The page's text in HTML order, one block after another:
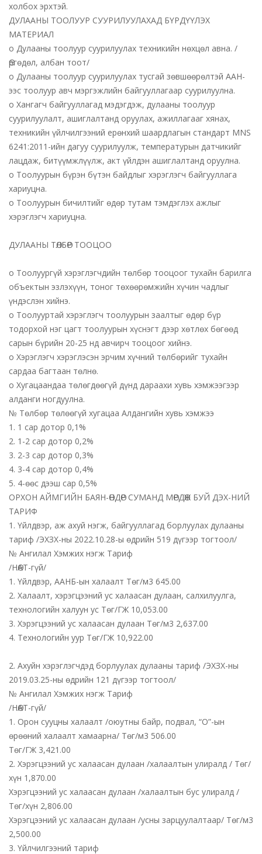
холбох эрхтэй.
ДУЛААНЫ ТООЛУУР СУУРИЛУУЛАХАД БҮРДҮҮЛЭХ
МАТЕРИАЛ
o Дулааны тоолуур суурилуулах техникийн нөхцөл авна. /
Өргөдөл, албан тоот/
o Дулааны тоолуур суурилуулах тусгай зөвшөөрөлтэй ААН-
ээс тоолуур авч мэргэжлийн байгууллагаар суурилуулна.
o Хангагч байгууллагад мэдэгдэж, дулааны тоолуур
суурилуулалт, ашиглалтанд оруулах, ажиллагааг хянах,
техникийн үйлчилгээний ерөнхий шаардлагын стандарт MNS
6241:2011-ийн дагуу суурилуулж, температурын датчикийг
лацдаж, битүүмжлүүлж, акт үйлдэн ашиглалтанд оруулна.
o Тоолуурын бүрэн бүтэн байдлыг хэрэглэгч байгууллага
хариуцна.
o Тоолуурын бичилтийг өдөр тутам тэмдэглэх ажлыг
хэрэглэгч хариуцна.
ДУЛААНЫ ТӨЛБӨР ТООЦОО
o Тоолуургүй хэрэглэгчдийн төлбөр тооцоог тухайн барилга
объектын эзлэхүүн, тоног төхөөрөмжийн хүчин чадлыг
үндэслэн хийнэ.
o Тоолууртай хэрэглэгч тоолуурын заалтыг өдөр бүр
тодорхой нэг цагт тоолуурын хүснэгт дээр хөтлөх бөгөөд
сарын бүрийн 20-25 нд авчирч тооцоог хийнэ.
o Хэрэглэгч хэрэглэсэн эрчим хүчний төлбөрийг тухайн
сардаа багтаан төлнө.
o Хугацаандаа төлөгдөөгүй дүнд дараахи хувь хэмжээгээр
алданги ногдуулна.
№ Төлбөр төлөөгүй хугацаа Алдангийн хувь хэмжээ
1. 1 сар дотор 0,1%
2. 1-2 сар дотор 0,2%
3. 2-3 сар дотор 0,3%
4. 3-4 сар дотор 0,4%
5. 4-өөс дээш сар 0,5%
ОРХОН АЙМГИЙН БАЯН-ӨНДӨР СУМАНД МӨРДӨЖ БУЙ ДЭХ-НИЙ
ТАРИФ
1. Үйлдвэр, аж ахуй нэгж, байгууллагад борлуулах дулааны
тариф /ЭХЗХ-ны 2022.10.28-ы өдрийн 519 дүгээр тогтоол/
№ Ангилал Хэмжих нэгж Тариф
/НӨАТ-гүй/
1. Үйлдвэр, ААНБ-ын халаалт Төг/м3 645.00
2. Халаалт, хэрэгцээний ус халаасан дулаан, салхилуулга,
технологийн халуун ус Төг/ГЖ 10,053.00
3. Хэрэгцээний ус халаасан дулаан Төг/м3 2,637.00
4. Технологийн уур Төг/ГЖ 10,922.00
2. Ахуйн хэрэглэгчдэд борлуулах дулааны тариф /ЭХЗХ-ны
2019.03.25-ны өдрийн 121 дүгээр тогтоол/
№ Ангилал Хэмжих нэгж Тариф
/НӨАТ-гүй/
1. Орон сууцны халаалт /оюутны байр, подвал, “О”-ын
өрөөний халаалт хамаарна/ Төг/м3 506.00
Төг/ГЖ 3,421.00
2. Хэрэгцээний ус халаасан дулаан /халаалтын улиралд / Төг/
хүн 1,870.00
Хэрэгцээний ус халаасан дулаан /халаалтын бус улиралд /
Төг/хүн 2,806.00
Хэрэгцээний ус халаасан дулаан /усны зарцуулалтаар/ Төг/м3
2,500.00
3. Үйлчилгээний тариф